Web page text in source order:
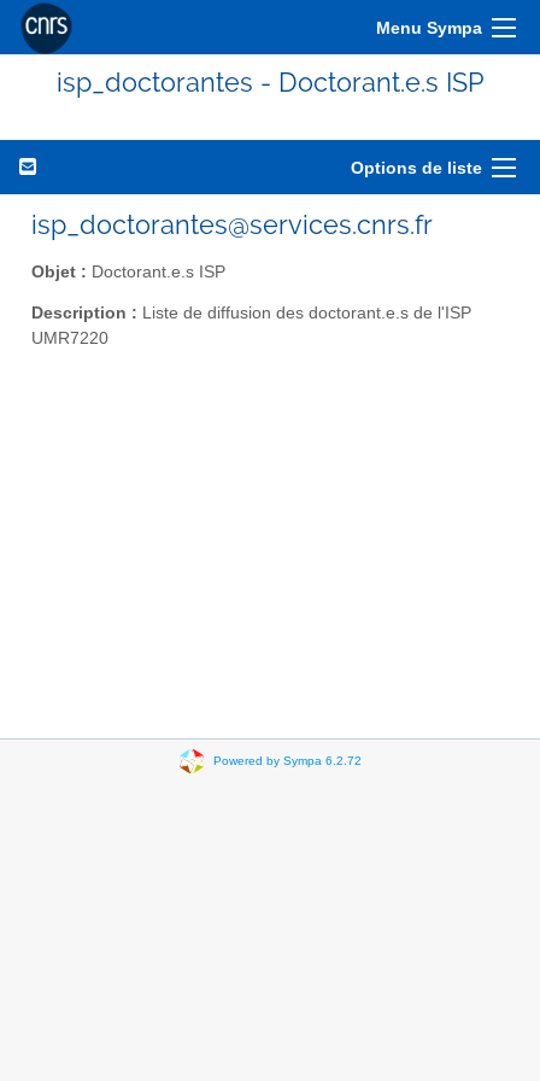
Menu Sympa
isp_doctorantes - Doctorant.e.s ISP
Options de liste
isp_doctorantes@services.cnrs.fr
Objet : Doctorant.e.s ISP
Description : Liste de diffusion des doctorant.e.s de l'ISP
UMR7220
Powered by Sympa 6.2.72